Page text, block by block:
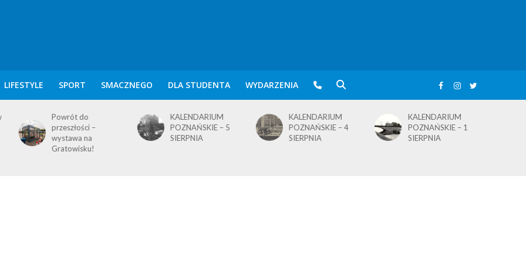
LIFESTYLE SPORT SMACZNEGO DLA STUDENTA WYDARZENIA
KALENDARIUM
POZNAŃSKIE – 5
SIERPNIA
KALENDARIUM
POZNAŃSKIE – 4
SIERPNIA
KALENDARIUM
POZNAŃSKIE – 1
SIERPNIA
BLusowe święto nad
wielkopolskim
jeziorem